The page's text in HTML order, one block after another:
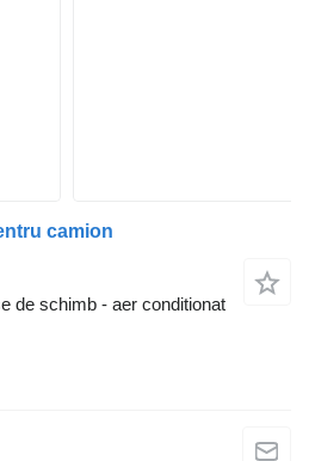
camion
de schimb - aer conditionat